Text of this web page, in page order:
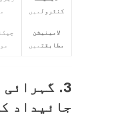
کنٹرولمیں
لامینیشن
مطابقتمیں
3.
جائیداد